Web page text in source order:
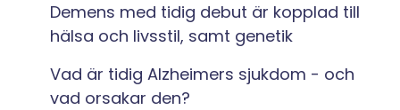
Demens med tidig debut är kopplad till
hälsa och livsstil, samt genetik
Vad är tidig Alzheimers sjukdom - och
vad orsakar den?